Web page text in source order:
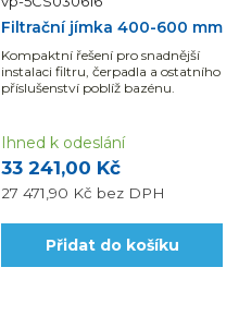
Filtrační jímka 400-600 mm
Kompaktní řešení pro snadnější
instalaci filtru, čerpadla a ostatního
příslušenství poblíž bazénu.
33 241,00 Kč
27 471,90 Kč bez DPH
Ihned k odeslání
Přidat do košíku